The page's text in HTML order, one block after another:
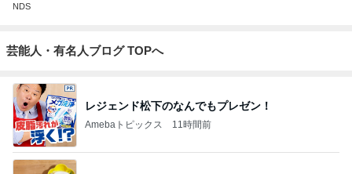
NDS
芸能人・有名人ブログ TOPへ
レジェンド松下のなんでもプレゼン！
Amebaトピックス 11時間前